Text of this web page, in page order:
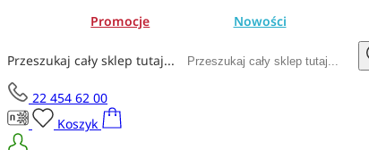
Promocje Nowości
Przeszukaj cały sklep tutaj...
22 454 62 00
Koszyk